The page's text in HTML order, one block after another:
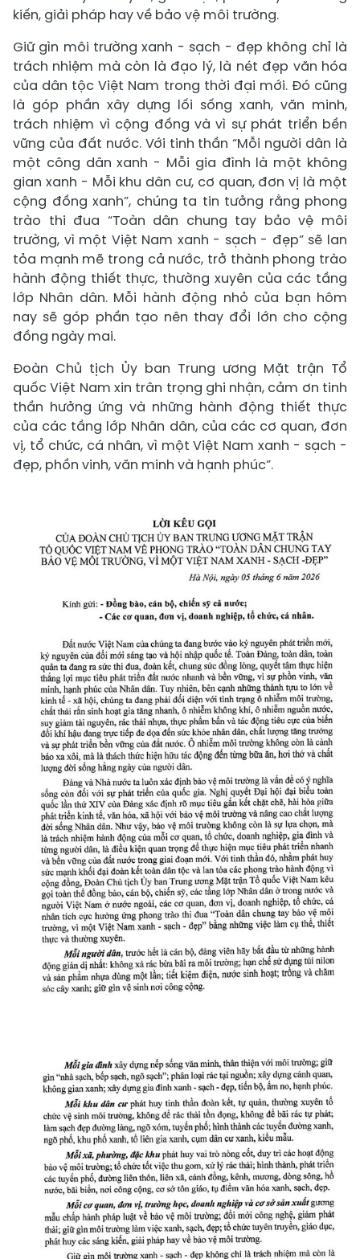
kiến, giải pháp hay về bảo vệ môi trường.
Giữ gìn môi trường xanh - sạch - đẹp không chỉ là
trách nhiệm mà còn là đạo lý, là nét đẹp văn hóa
của dân tộc Việt Nam trong thời đại mới. Đó cũng
là góp phần xây dựng lối sống xanh, văn minh,
trách nhiệm vì cộng đồng và vì sự phát triển bền
vững của đất nước. Với tinh thần “Mỗi người dân là
một công dân xanh - Mỗi gia đình là một không
gian xanh - Mỗi khu dân cư, cơ quan, đơn vị là một
cộng đồng xanh”, chúng ta tin tưởng rằng phong
trào thi đua “Toàn dân chung tay bảo vệ môi
trường, vì một Việt Nam xanh - sạch - đẹp” sẽ lan
tỏa mạnh mẽ trong cả nước, trở thành phong trào
hành động thiết thực, thường xuyên của các tầng
lớp Nhân dân. Mỗi hành động nhỏ của bạn hôm
nay sẽ góp phần tạo nên thay đổi lớn cho cộng
đồng ngày mai.
Đoàn Chủ tịch Ủy ban Trung ương Mặt trận Tổ
quốc Việt Nam xin trân trọng ghi nhận, cảm ơn tinh
thần hưởng ứng và những hành động thiết thực
của các tầng lớp Nhân dân, của các cơ quan, đơn
vị, tổ chức, cá nhân, vì một Việt Nam xanh - sạch -
đẹp, phồn vinh, văn minh và hạnh phúc”.